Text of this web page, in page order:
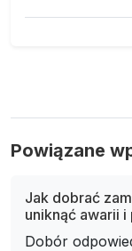
Powiązane
Jak dobrać
uniknąć awarii
Dobór